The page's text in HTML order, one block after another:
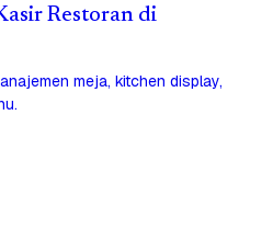
Restoran di
meja, kitchen display,